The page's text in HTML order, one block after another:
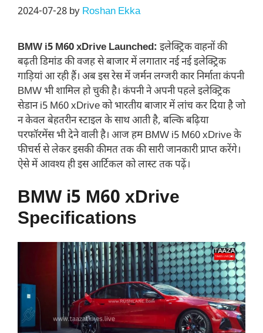
2024-07-28 by Roshan Ekka
BMW i5 M60 xDrive Launched: इलेक्ट्रिक वाहनों की
बढ़ती डिमांड की वजह से बाजार में लगातार नई नई इलेक्ट्रिक
गाड़ियां आ रही हैं। अब इस रेस में जर्मन लग्जरी कार निर्माता कंपनी
BMW भी शामिल हो चुकी है। कंपनी ने अपनी पहले इलेक्ट्रिक
सेडान i5 M60 xDrive को भारतीय बाजार में लांच कर दिया है जो
न केवल बेहतरीन स्टाइल के साथ आती है, बल्कि बढ़िया
परफॉरमेंस भी देने वाली है। आज हम BMW i5 M60 xDrive के
फीचर्स से लेकर इसकी कीमत तक की सारी जानकारी प्राप्त करेंगे।
ऐसे में आवश्य ही इस आर्टिकल को लास्ट तक पढ़ें।
BMW i5 M60 xDrive
Specifications